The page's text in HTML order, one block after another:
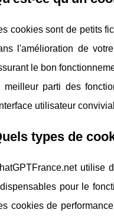
cookies sont de petits
l'amélioration de
le bon
meilleur parti des
utilisateur
types de
utilise
pour le
cookies de